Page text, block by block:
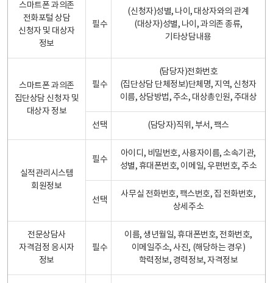
스마트폰 과의존
전화포털 상담
신청자 및 대상자
정보
필수
(신청자)성별, 나이, 대상자와의 관계
(대상자)성별, 나이, 과의존 종류,
기타상담내용
스마트폰 과의존
집단상담 신청자 및
대상자 정보
필수
(담당자)전화번호
(집단상담 단체정보)단체명, 지역, 신청자
이름, 상담방법, 주소, 대상총인원, 주대상
선택 (담당자)직위, 부서, 팩스
실적관리시스템
회원정보
필수
아이디, 비밀번호, 사용자이름, 소속기관,
성별, 휴대폰번호, 이메일, 우편번호, 주소
선택
사무실 전화번호, 팩스번호, 집 전화번호,
상세주소
전문상담사
자격검정 응시자
정보
필수
이름, 생년월일, 휴대폰번호, 전화번호,
이메일주소, 사진, (해당하는 경우)
학력정보, 경력정보, 자격정보